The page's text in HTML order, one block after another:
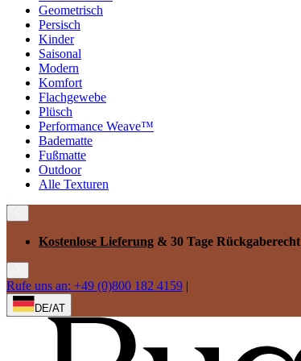
Geometrisch
Persisch
Kinder
Saisonal
Modern
Komfort
Flachgewebe
Plüsch
Performance Weave™
Badematte
Fußmatte
Outdoor
Alle Texturen
Kostenlose Lieferung & 30 Tage Rückgaberecht
Rufe uns an: +49 (0)800 182 4159 |
DE/AT